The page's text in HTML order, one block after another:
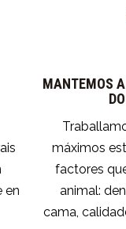
en
MANTEMOS
máximos
factores
animal:
cama,